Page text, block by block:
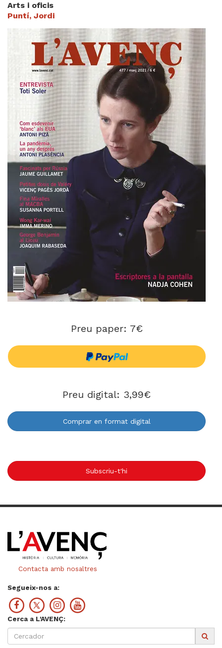
Arts i oficis
Puntí, Jordi
Preu paper: 7€
Preu digital: 3,99€
Comprar en format digital
Subscriu-t'hi
Contacta amb nosaltres
Segueix-nos a:
Cerca a L'AVENÇ: